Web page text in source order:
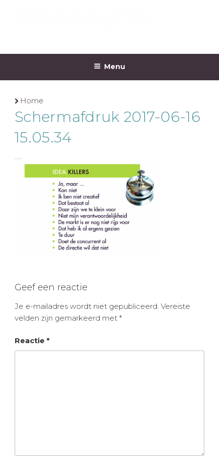
MONKEYDO
Menu
Home
Schermafdruk 2017-06-16
15.05.34
Geef een reactie
Je e-mailadres wordt niet gepubliceerd. Vereiste
velden zijn gemarkeerd met *
Reactie *